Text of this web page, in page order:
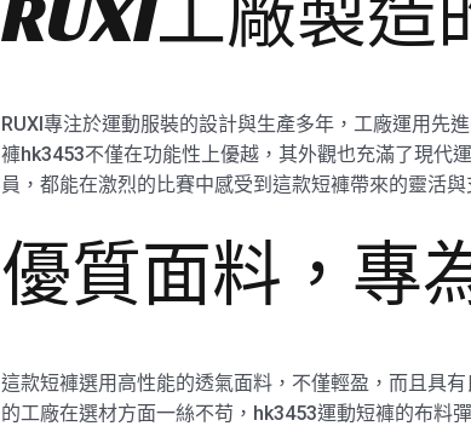
RUXI專注於運動服裝的設計與生產多年，工廠運用先
褲hk3453不僅在功能性上優越，其外觀也充滿了現代
員，都能在激烈的比賽中感受到這款短褲帶來的靈活
優質面料，專
這款短褲選用高性能的透氣面料，不僅輕盈，而且具
的工廠在選材方面一絲不苟，hk3453運動短褲的布料